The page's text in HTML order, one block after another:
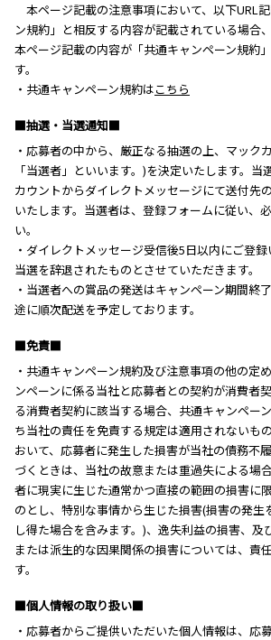
本ページ記載の注意事項において、以下URL
ン規約」と相反する内容が記載されている場合
本ページ記載の内容が「共通キャンペーン規約
す。
・共通キャンペーン規約はこちら
■抽選・当選通知■
・応募者の中から、厳正なる抽選の上、マック
「当選者」といいます。)を決定いたします。当
カウントからダイレクトメッセージにて送付先
いたします。当選者は、登録フォームに従い、
い。
・ダイレクトメッセージ受信後5日以内にご登録
当選を辞退されたものとさせていただきます。
・当選者への賞品の発送はキャンペーン期間終
途に順次配送を予定しております。
■免責■
・共通キャンペーン規約及び注意事項の他の定
ンペーンに係る当社と応募者との契約が消費者
る消費者契約に該当する場合、共通キャンペー
ち当社の責任を免責する規定は適用されないも
おいて、応募者に発生した損害が当社の債務不
づくときは、当社の故意または重過失による場
者に現実に生じた通常かつ直接の範囲の損害に
のとし、特別な事情から生じた損害(損害の発生
し得た場合を含みます。)、逸失利益の損害、及
または派生的な因果関係の損害については、責
す。
■個人情報の取り扱い■
・応募者からご提供いただいた個人情報は、応